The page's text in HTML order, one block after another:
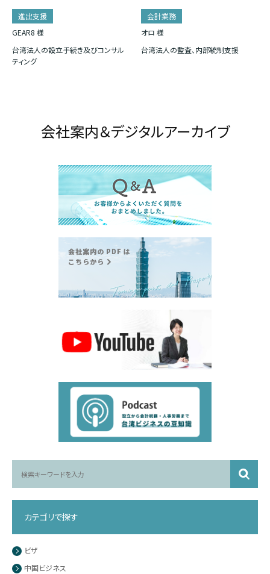
進出支援
GEAR8 様
台湾法人の設立手続き及びコンサル
ティング
会計業務
オロ 様
台湾法人の監査、内部統制支援
会社案内＆デジタルアーカイブ
カテゴリで探す
ビザ
中国ビジネス